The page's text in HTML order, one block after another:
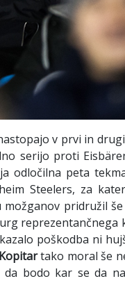
v prvi in
serijo proti
odločilna peta
Steelers, za
pridružil
reprezentančnega
poškodba ni
tako moral še
bodo kar se da